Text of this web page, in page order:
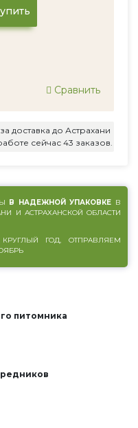
Сравнить
доставка до Астрахани
сейчас 43 заказов.
В НАДЕЖНОЙ УПАКОВКЕ В
И АСТРАХАНСКОЙ ОБЛАСТИ
ГОД, ОТПРАВЛЯЕМ
питомника